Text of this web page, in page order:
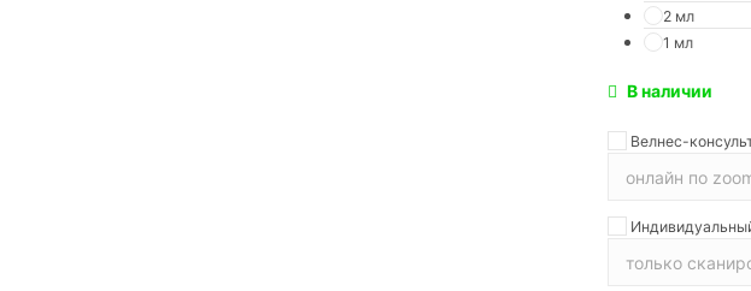
2 мл
1 мл
В наличии
Велнес-